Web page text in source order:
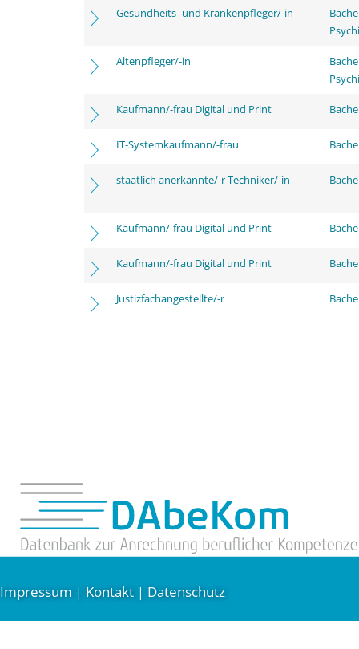
Gesundheits- und Krankenpfleger/-in
Altenpfleger/-in
Kaufmann/-frau Digital und Print
IT-Systemkaufmann/-frau
staatlich anerkannte/-r Techniker/-in
Kaufmann/-frau Digital und Print
Kaufmann/-frau Digital und Print
Justizfachangestellte/-r
Impressum | Kontakt | Datenschutz